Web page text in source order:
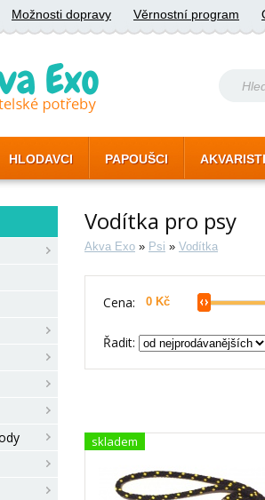
Možnosti dopravy Věrnostní program
HLODAVCI PAPOUŠCI
Vodítka pro psy
Akva Exo » Psi » Vodítka
Cena:
Řadit:
skladem